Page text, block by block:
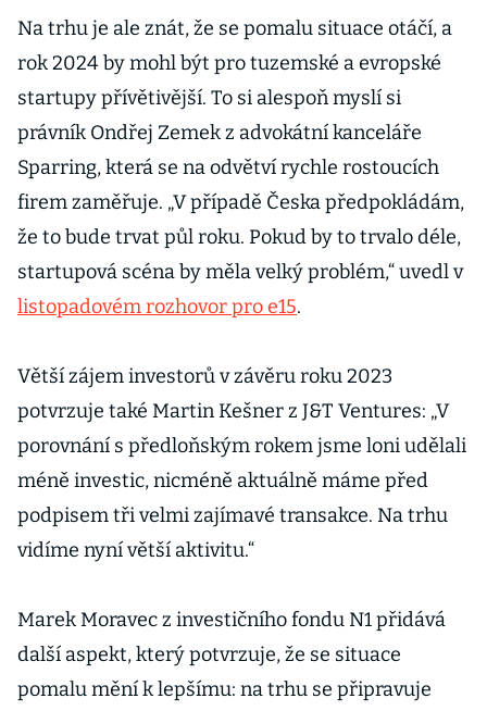
Na trhu je ale znát, že se pomalu situace otáčí, a
rok 2024 by mohl být pro tuzemské a evropské
startupy přívětivější. To si alespoň myslí si
právník Ondřej Zemek z advokátní kanceláře
Sparring, která se na odvětví rychle rostoucích
firem zaměřuje. „V případě Česka předpokládám,
že to bude trvat půl roku. Pokud by to trvalo déle,
startupová scéna by měla velký problém,“ uvedl v
listopadovém rozhovor pro e15.
Větší zájem investorů v závěru roku 2023
potvrzuje také Martin Kešner z J&T Ventures: „V
porovnání s předloňským rokem jsme loni udělali
méně investic, nicméně aktuálně máme před
podpisem tři velmi zajímavé transakce. Na trhu
vidíme nyní větší aktivitu.“
Marek Moravec z investičního fondu N1 přidává
další aspekt, který potvrzuje, že se situace
pomalu mění k lepšímu: na trhu se připravuje